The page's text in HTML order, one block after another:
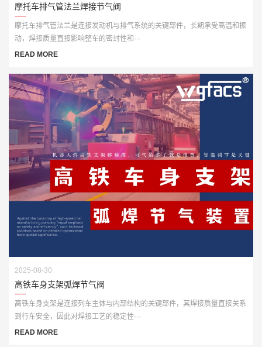
摩托车排气管法兰焊接节气阀
摩托车排气管法兰是连接发动机与排气系统的关键部件，长期承受高温和振
动，焊接质量直接影响整车的密封性和···
READ MORE
2025-08-30
高铁车身支架弧焊节气阀
高铁车身支架是连接列车主体与内部结构的关键部件，其焊接质量直接关系
到行车安全，因此对焊接工艺的稳定性···
READ MORE